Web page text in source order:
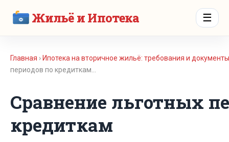
Жильё и Ипотека ☰
Главная › Ипотека на вторичное жильё: требования и документы
периодов по кредиткам…
Сравнение льготных
кредиткам